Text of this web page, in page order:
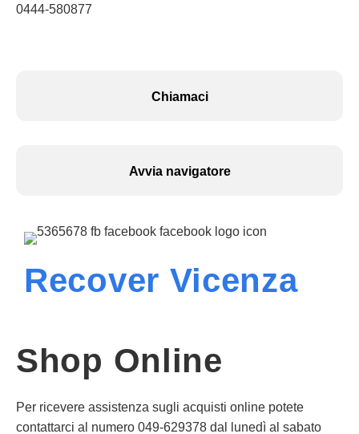
0444-580877
Chiamaci
Avvia navigatore
Recover Vicenza
Shop Online
Per ricevere assistenza sugli acquisti online potete
contattarci al numero 049-629378 dal lunedì al sabato